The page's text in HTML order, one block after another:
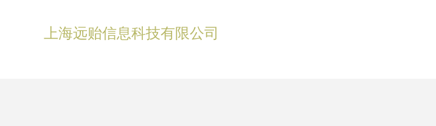
上海远贻信息科技有限公司